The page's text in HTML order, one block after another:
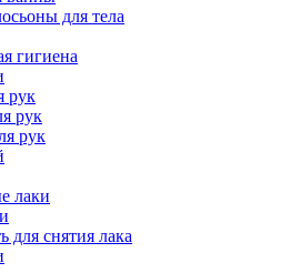
для тела
гигиена
рук
рук
рук
лаки
для снятия лака